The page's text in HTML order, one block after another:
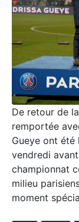
De retour de
remportée
Gueye ont été
vendredi
championnat
milieu
moment